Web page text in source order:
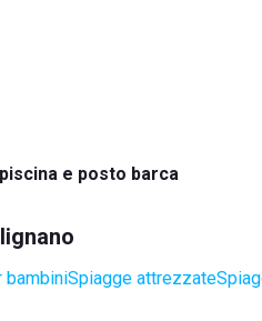
e posto barca
bambiniSpiagge attrezzate